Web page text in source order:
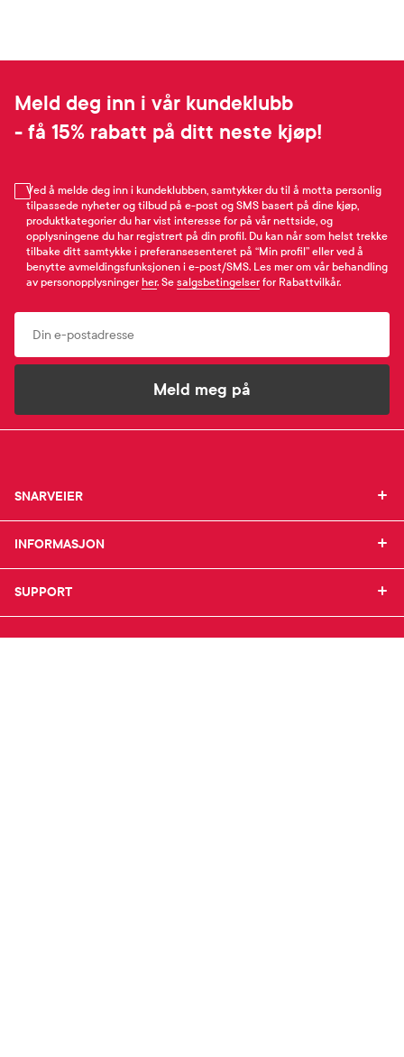
Meld deg inn i vår kundeklubb
- få 15% rabatt på ditt neste kjøp!
Ved å melde deg inn i kundeklubben, samtykker du til å motta personlig
tilpassede nyheter og tilbud på e-post og SMS basert på dine kjøp,
produktkategorier du har vist interesse for på vår nettside, og
opplysningene du har registrert på din profil. Du kan når som helst trekke
tilbake ditt samtykke i preferansesenteret på “Min profil” eller ved å
benytte avmeldingsfunksjonen i e-post/SMS. Les mer om vår behandling
av personopplysninger her. Se salgsbetingelser for Rabattvilkår.
Meld meg på
SNARVEIER
SNARVEIER
Mine favoritter
Mine resepter
Resepthistorikk
INFORMASJON
INFORMASJON
Jobb hos oss
SUPPORT
SUPPORT